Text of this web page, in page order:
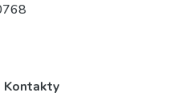
Kontakty